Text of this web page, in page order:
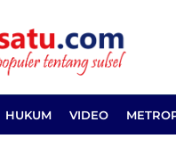
HUKUM VIDEO